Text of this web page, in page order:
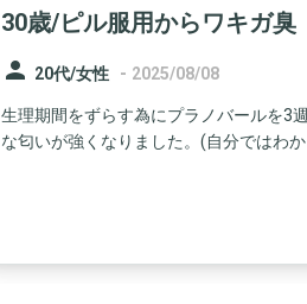
30歳/ピル服用からワキガ臭
person 20代/女性 - 2025/08/08
生理期間をずらす為にプラノバールを3
な匂いが強くなりました。(自分ではわ